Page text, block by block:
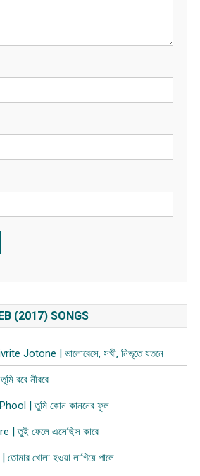
(2017) SONGS
Jotone | ভালোবেসে, সখী, নিভৃতে যতনে
রবে নীরবে
| তুমি কোন কাননের ফুল
তুই ফেলে এসেছিস কারে
খোলা হওয়া লাগিয়ে পালে